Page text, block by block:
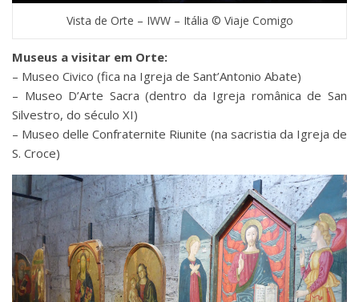
Vista de Orte – IWW – Itália © Viaje Comigo
Museus a visitar em Orte:
– Museo Civico (fica na Igreja de Sant’Antonio Abate)
– Museo D’Arte Sacra (dentro da Igreja românica de San
Silvestro, do século XI)
– Museo delle Confraternite Riunite (na sacristia da Igreja de
S. Croce)